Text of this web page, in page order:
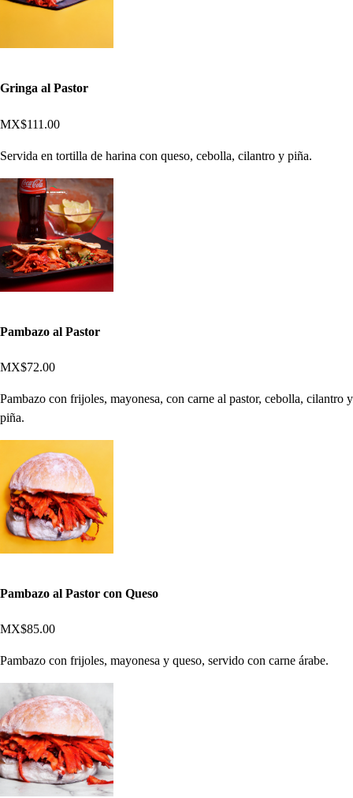
Gringa al Pastor
MX$111.00
Servida en tortilla de harina con queso, cebolla, cilantro y piña.
Pambazo al Pastor
MX$72.00
Pambazo con frijoles, mayonesa, con carne al pastor, cebolla, cilantro y
piña.
Pambazo al Pastor con Queso
MX$85.00
Pambazo con frijoles, mayonesa y queso, servido con carne árabe.